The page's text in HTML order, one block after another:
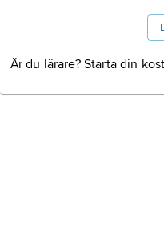
Information
Är du lärare? Starta din